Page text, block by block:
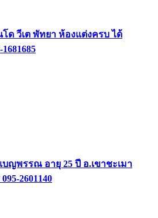
ด วีเต พัทยา ห้องแต่งครบ ได้
บญพรรณ อายุ 25 ปี อ.เขาชะเมา
2601140